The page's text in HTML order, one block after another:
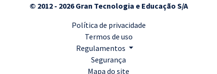
© 2012 - 2026 Gran Tecnologia e Educação S/A
Política de privacidade
Termos de uso
Regulamentos
Segurança
Mapa do site